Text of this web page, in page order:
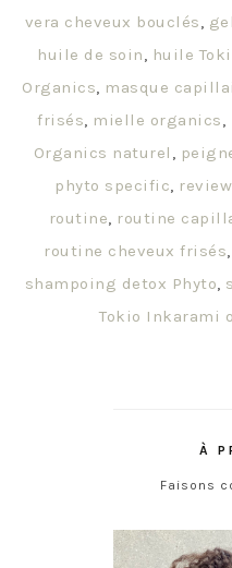
vera cheveux bouclés,
huile de soin, huile
Organics, masque
frisés, mielle organics,
Organics naturel ,
phyto specific, review
routine, routine
routine cheveux frisés,
shampoing detox Phyto,
Tokio Inkarami
À
Faisons